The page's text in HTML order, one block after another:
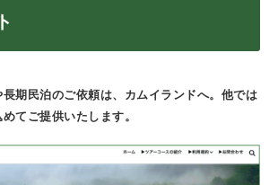
期民泊のご依頼は、カムイランドへ。他では
てご提供いたします。